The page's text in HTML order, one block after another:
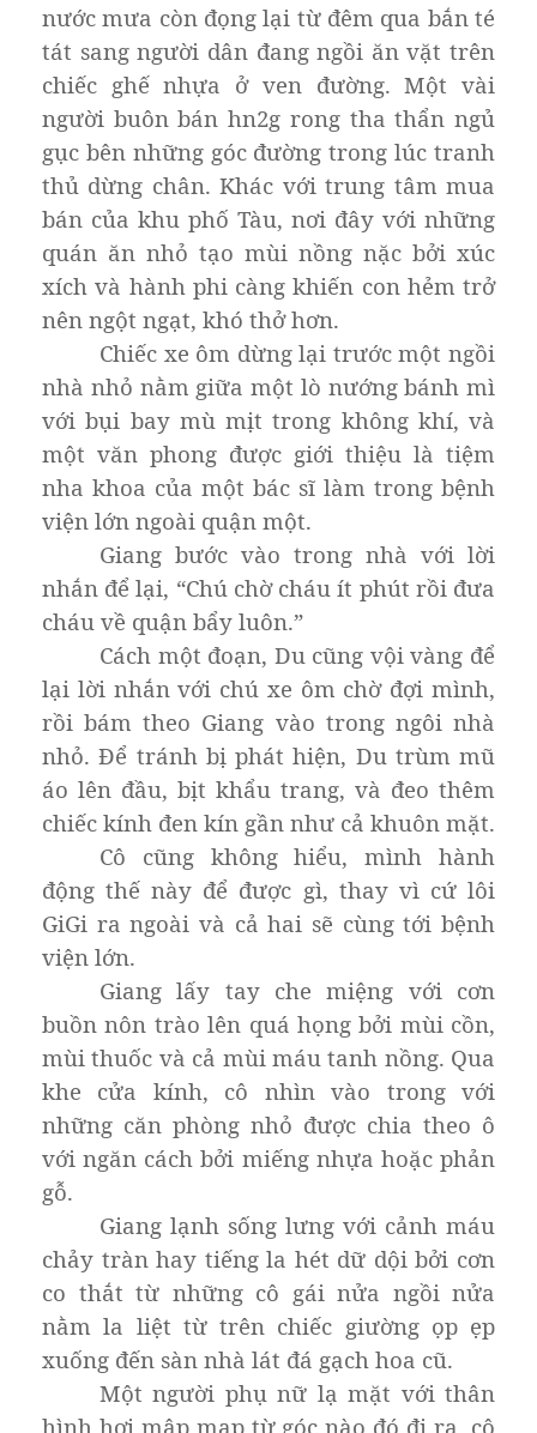
nước mưa còn đọng lại từ đêm qua bắn té
tát sang người dân đang ngồi ăn vặt trên
chiếc ghế nhựa ở ven đường. Một vài
người buôn bán hn2g rong tha thẩn ngủ
gục bên những góc đường trong lúc tranh
thủ dừng chân. Khác với trung tâm mua
bán của khu phố Tàu, nơi đây với những
quán ăn nhỏ tạo mùi nồng nặc bởi xúc
xích và hành phi càng khiến con hẻm trở
nên ngột ngạt, khó thở hơn.
Chiếc xe ôm dừng lại trước một ngồi
nhà nhỏ nằm giữa một lò nướng bánh mì
với bụi bay mù mịt trong không khí, và
một văn phong được giới thiệu là tiệm
nha khoa của một bác sĩ làm trong bệnh
viện lớn ngoài quận một.
Giang bước vào trong nhà với lời
nhắn để lại, “Chú chờ cháu ít phút rồi đưa
cháu về quận bẩy luôn.”
Cách một đoạn, Du cũng vội vàng để
lại lời nhắn với chú xe ôm chờ đợi mình,
rồi bám theo Giang vào trong ngôi nhà
nhỏ. Để tránh bị phát hiện, Du trùm mũ
áo lên đầu, bịt khẩu trang, và đeo thêm
chiếc kính đen kín gần như cả khuôn mặt.
Cô cũng không hiểu, mình hành
động thế này để được gì, thay vì cứ lôi
GiGi ra ngoài và cả hai sẽ cùng tới bệnh
viện lớn.
Giang lấy tay che miệng với cơn
buồn nôn trào lên quá họng bởi mùi cồn,
mùi thuốc và cả mùi máu tanh nồng. Qua
khe cửa kính, cô nhìn vào trong với
những căn phòng nhỏ được chia theo ô
với ngăn cách bởi miếng nhựa hoặc phản
gỗ.
Giang lạnh sống lưng với cảnh máu
chảy tràn hay tiếng la hét dữ dội bởi cơn
co thắt từ những cô gái nửa ngồi nửa
nằm la liệt từ trên chiếc giường ọp ẹp
xuống đến sàn nhà lát đá gạch hoa cũ.
Một người phụ nữ lạ mặt với thân
hình hơi mập mạp từ góc nào đó đi ra, cô